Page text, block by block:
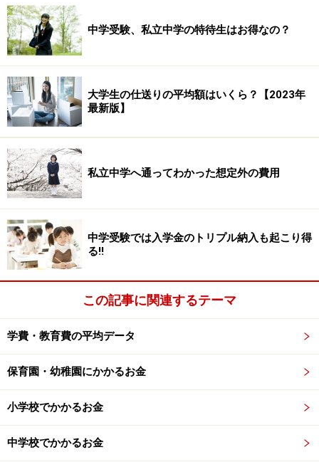
す。
次ページでは、実例を挙げて検証してみましょう。
※記事内容は執筆時点のものです。最新の内容をご確認くださ
い。
本記事の内容は一般的な情報提供を目的としており、特定の金融
商品や投資行動を推奨するものではありません。
投資や資産運用に関する最終的なご判断はご自身の責任において
掲載情報の正確性・完全性については十分に配慮しております
が、その内容を保証するものではなく、これに基づく損失・損害
などについて当社は一切の責任を負いません。
最新の情報や詳細については、必ず各金融機関やサービス提供者
の公式情報をご確認ください。
中学受験、私立中学の特待生はお得なの？
大学生の仕送りの平均額はいくら？【2023年
最新版】
私立中学へ通ってわかった想定外の費用
中学受験では入学金のトリプル納入も起こり得
る!!
この記事に関連するテーマ
学費・教育費の平均データ
保育園・幼稚園にかかるお金
小学校でかかるお金
中学校でかかるお金